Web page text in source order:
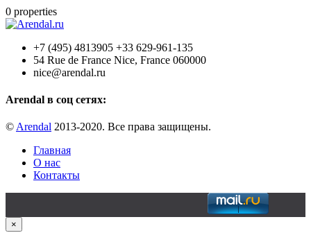
0 properties
+7 (495) 4813905 +33 629-961-135
54 Rue de France Nice, France 060000
nice@arendal.ru
Arendal в соц сетях:
© Arendal 2013-2020. Все права защищены.
Главная
О нас
Контакты
×